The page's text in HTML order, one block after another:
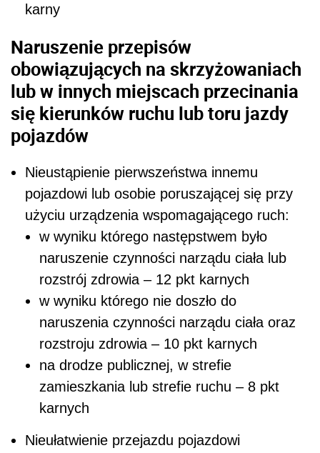
karny
Naruszenie przepisów
obowiązujących na skrzyżowaniach
lub w innych miejscach przecinania
się kierunków ruchu lub toru jazdy
pojazdów
Nieustąpienie pierwszeństwa innemu
pojazdowi lub osobie poruszającej się przy
użyciu urządzenia wspomagającego ruch:
w wyniku którego następstwem było
naruszenie czynności narządu ciała lub
rozstrój zdrowia – 12 pkt karnych
w wyniku którego nie doszło do
naruszenia czynności narządu ciała oraz
rozstroju zdrowia – 10 pkt karnych
na drodze publicznej, w strefie
zamieszkania lub strefie ruchu – 8 pkt
karnych
Nieułatwienie przejazdu pojazdowi